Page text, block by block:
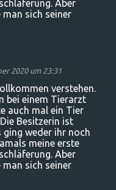
Aber
sich seiner
2020 um 23:31
verstehen.
bei einem Tierarzt
auch mal ein Tier
Besitzerin ist
ging weder ihr noch
meine erste
Aber
sich seiner